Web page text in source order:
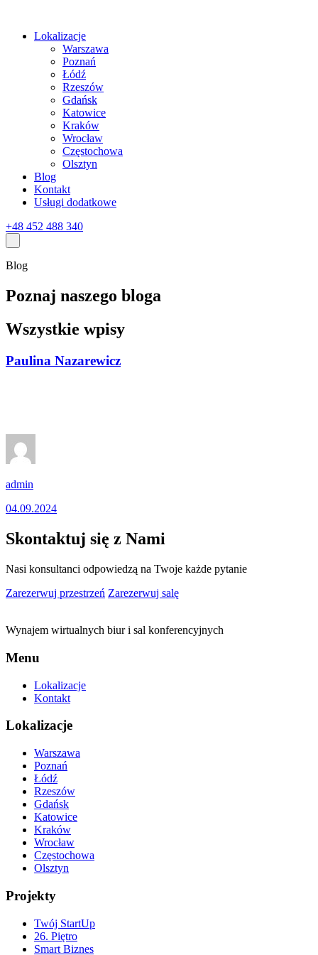
Lokalizacje
Warszawa
Poznań
Łódź
Rzeszów
Gdańsk
Katowice
Kraków
Wrocław
Częstochowa
Olsztyn
Blog
Kontakt
Usługi dodatkowe
+48 452 488 340
Blog
Poznaj naszego bloga
Wszystkie wpisy
Paulina Nazarewicz
admin
04.09.2024
Skontaktuj się z Nami
Nasi konsultanci odpowiedzą na Twoje każde pytanie
Zarezerwuj przestrzeń Zarezerwuj salę
Wynajem wirtualnych biur i sal konferencyjnych
Menu
Lokalizacje
Kontakt
Lokalizacje
Warszawa
Poznań
Łódź
Rzeszów
Gdańsk
Katowice
Kraków
Wrocław
Częstochowa
Olsztyn
Projekty
Twój StartUp
26. Piętro
Smart Biznes